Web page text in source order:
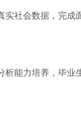
实社会数据，完
能力培养，毕业